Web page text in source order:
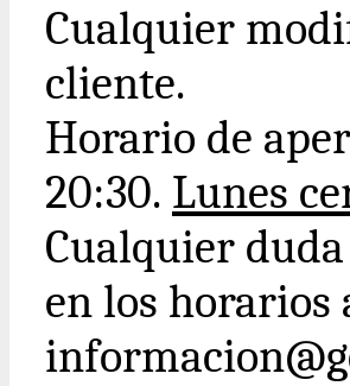
Cualquier
cliente.
Horario de
20:30. Lunes
Cualquier
en los